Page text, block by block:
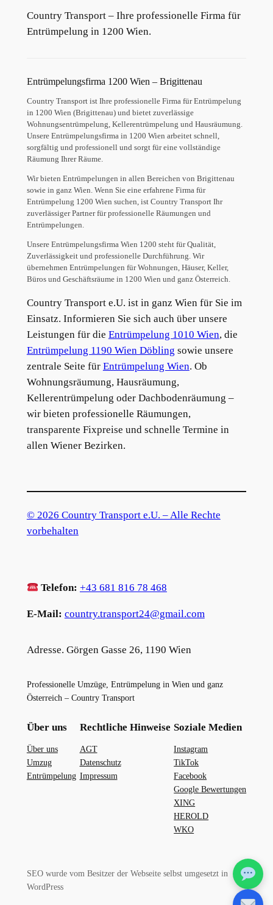
Country Transport – Ihre professionelle Firma für
Entrümpelung in 1200 Wien.
Entrümpelungsfirma 1200 Wien – Brigittenau
Country Transport ist Ihre professionelle Firma für Entrümpelung
in 1200 Wien (Brigittenau) und bietet zuverlässige
Wohnungsentrümpelung, Kellerentrümpelung und Hausräumung.
Unsere Entrümpelungsfirma in 1200 Wien arbeitet schnell,
sorgfältig und professionell und sorgt für eine vollständige
Räumung Ihrer Räume.
Wir bieten Entrümpelungen in allen Bereichen von Brigittenau
sowie in ganz Wien. Wenn Sie eine erfahrene Firma für
Entrümpelung 1200 Wien suchen, ist Country Transport Ihr
zuverlässiger Partner für professionelle Räumungen und
Entrümpelungen.
Unsere Entrümpelungsfirma Wien 1200 steht für Qualität,
Zuverlässigkeit und professionelle Durchführung. Wir
übernehmen Entrümpelungen für Wohnungen, Häuser, Keller,
Büros und Geschäftsräume in 1200 Wien und ganz Österreich.
Country Transport e.U. ist in ganz Wien für Sie im
Einsatz. Informieren Sie sich auch über unsere
Leistungen für die Entrümpelung 1010 Wien, die
Entrümpelung 1190 Wien Döbling sowie unsere
zentrale Seite für Entrümpelung Wien. Ob
Wohnungsräumung, Hausräumung,
Kellerentrümpelung oder Dachbodenräumung –
wir bieten professionelle Räumungen,
transparente Fixpreise und schnelle Termine in
allen Wiener Bezirken.
© 2026 Country Transport e.U. – Alle Rechte
vorbehalten
Telefon: +43 681 816 78 468
E-Mail: country.transport24@gmail.com
Adresse. Görgen Gasse 26, 1190 Wien
Professionelle Umzüge, Entrümpelung in Wien und ganz
Österreich – Country Transport
Über uns
Über uns
Umzug
Entrümpelung
Rechtliche Hinweise
AGT
Datenschutz
Impressum
Soziale Medien
Instagram
TikTok
Facebook
Google Bewertungen
XING
HEROLD
WKO
SEO wurde vom Besitzer der Webseite selbst umgesetzt in
WordPress